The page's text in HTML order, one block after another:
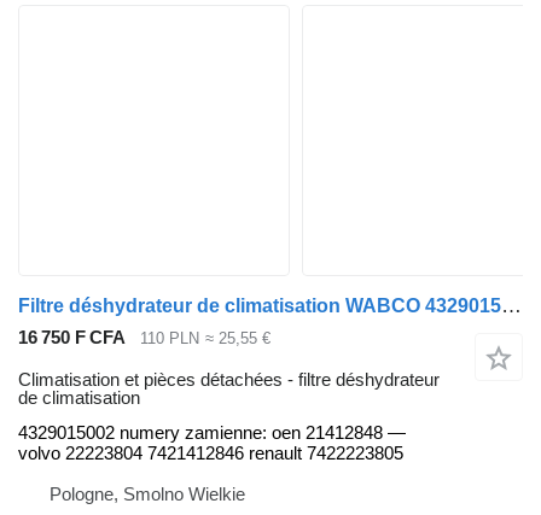
Filtre déshydrateur de climatisation WABCO 4329015002 pour tracteur routier Renault Volvo
16 750 F CFA 110 PLN ≈ 25,55 €
Climatisation et pièces détachées - filtre déshydrateur
de climatisation
4329015002 numery zamienne: oen 21412848 —
volvo 22223804 7421412846 renault 7422223805
Pologne, Smolno Wielkie